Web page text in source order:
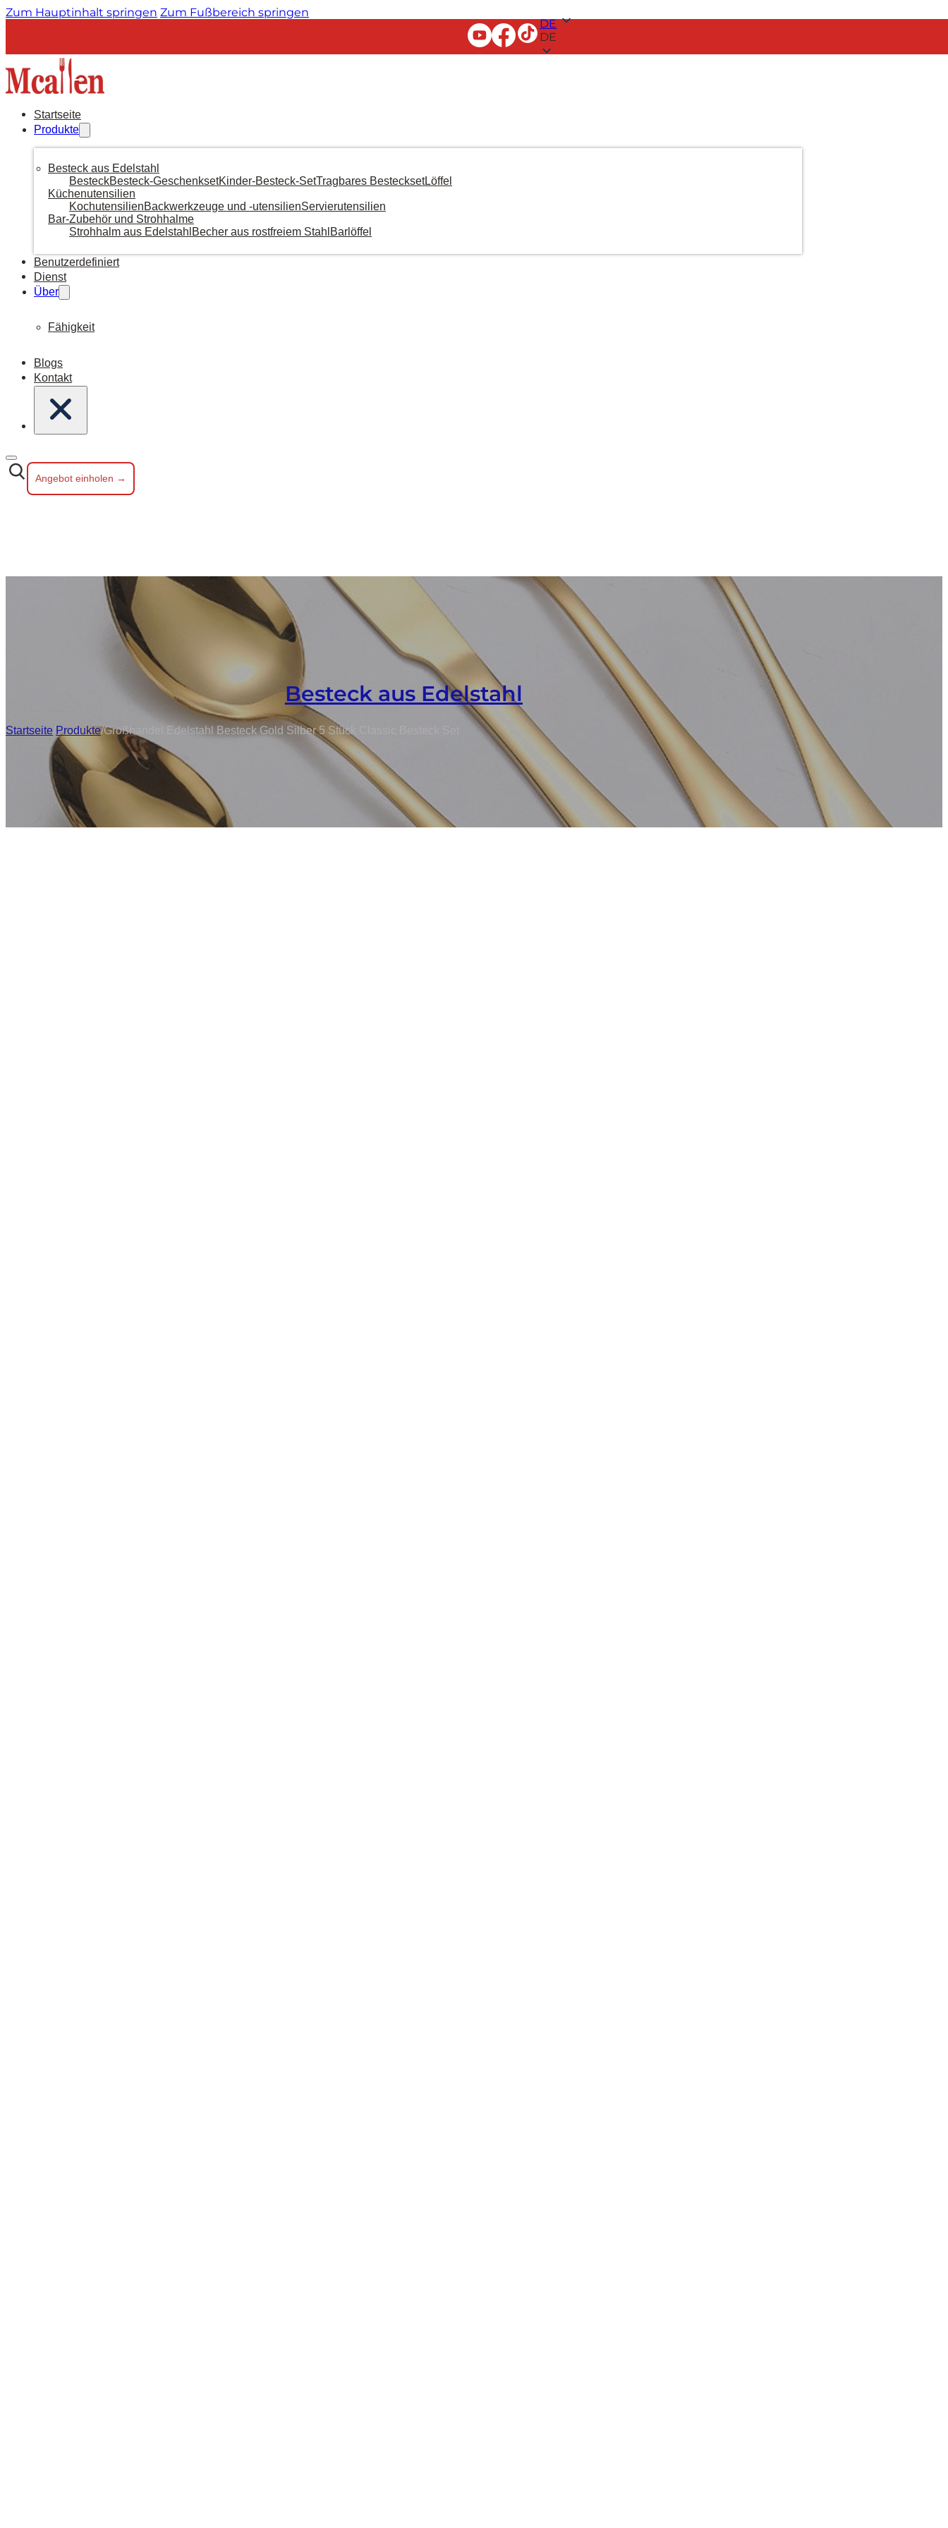
Zum Hauptinhalt springen Zum Fußbereich springen
DE
DE
Startseite
Produkte
Besteck aus Edelstahl
BesteckBesteck-GeschenksetKinder-Besteck-SetTragbares BestecksetLöffel
Küchenutensilien
KochutensilienBackwerkzeuge und -utensilienServierutensilien
Bar-Zubehör und Strohhalme
Strohhalm aus Edelstahl Becher aus rostfreiem Stahl Barlöffel
Benutzerdefiniert
Dienst
Über
Fähigkeit
Blogs
Kontakt
Angebot einholen →
Besteck aus Edelstahl
Startseite Produkte/Großhandel Edelstahl Besteck Gold Silber 5 Stück Classic Besteck Set